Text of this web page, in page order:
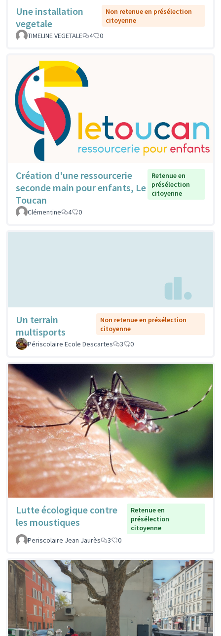
Une installation
vegetale
Non retenue en présélection
citoyenne
TIMELINE VEGETALE
4 0
Création d'une ressourcerie
seconde main pour enfants, Le
Toucan
Retenue en
présélection
citoyenne
Clémentine 4 0
Un terrain
multisports
Non retenue en présélection
citoyenne
Périscolaire Ecole Descartes
3 0
Lutte écologique contre
les moustiques
Retenue en
présélection
citoyenne
Periscolaire Jean Jaurès
3 0